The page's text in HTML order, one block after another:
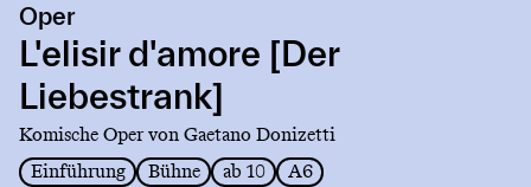
L'elisir
d'amore
[Der
Liebestrank]
Oper
L'elisir d'amore [Der
Liebestrank]
Komische Oper von Gaetano Donizetti
Einführung
Bühne ab 10 A6